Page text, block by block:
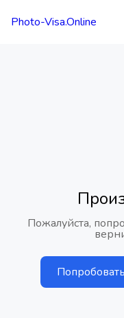
Photo-Visa.Online
Пожалуйста,